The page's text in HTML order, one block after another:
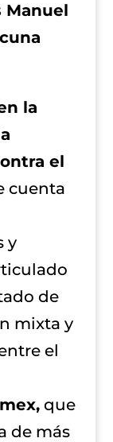
Manuel
la
el
cuenta
y
de
mixta y
el
que
de más